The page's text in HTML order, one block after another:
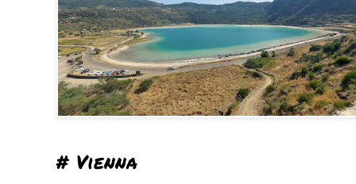
# Vienna